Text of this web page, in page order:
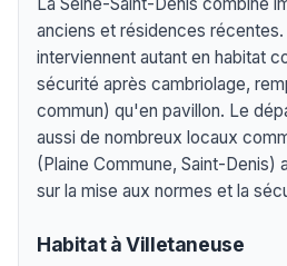
La Seine-Saint-Denis combine
anciens et résidences
interviennent autant en habitat
sécurité après cambriolage,
commun) qu'en pavillon. Le
aussi de nombreux locaux
(Plaine Commune, Saint-Denis)
sur la mise aux normes et la
Habitat à Villetaneuse